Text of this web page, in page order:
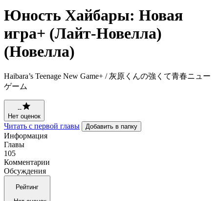
Юность Хайбары: Новая
игра+ (Лайт-Новелла)
(Новелла)
Haibara’s Teenage New Game+ / 灰原くんの強くて青春ニュー
ゲーム
--
Нет оценок
Читать с первой главы Добавить в папку
Информация
Главы
105
Комментарии
Обсуждения
Рейтинг